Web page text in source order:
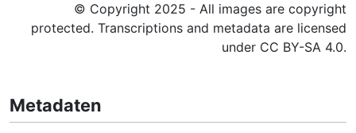
© Copyright 2025 - All images are copyright
protected. Transcriptions and metadata are licensed
under CC BY-SA 4.0.
Metadaten